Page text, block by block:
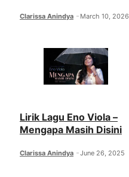
Clarissa Anindya March 10, 2026
Lirik Lagu Eno Viola –
Mengapa Masih Disini
Clarissa Anindya June 26, 2025